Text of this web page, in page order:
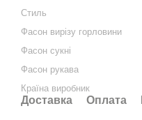
Стиль
Фасон вирізу горловини
Фасон сукні
Фасон рукава
Країна виробник
Доставка Оплата